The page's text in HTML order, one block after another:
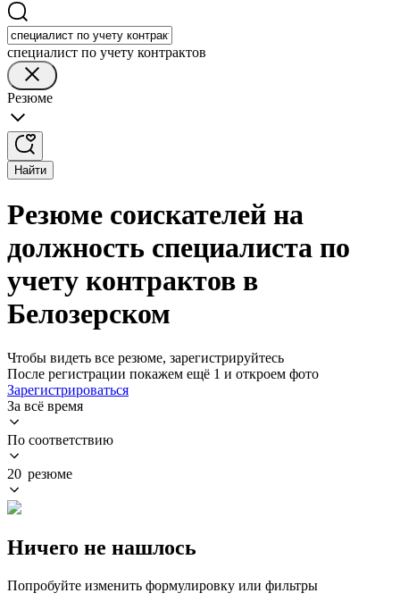
специалист по учету контрактов
Резюме
Найти
Резюме соискателей на
должность специалиста по
учету контрактов в
Белозерском
Чтобы видеть все резюме, зарегистрируйтесь
После регистрации покажем ещё 1 и откроем фото
Зарегистрироваться
За всё время
По соответствию
20 резюме
Ничего не нашлось
Попробуйте изменить формулировку или фильтры